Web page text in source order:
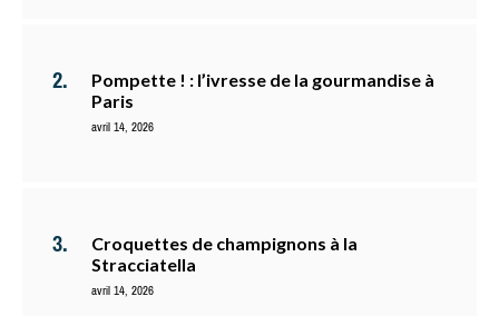
Pompette ! : l’ivresse de la gourmandise à
Paris
avril 14, 2026
Croquettes de champignons à la
Stracciatella
avril 14, 2026